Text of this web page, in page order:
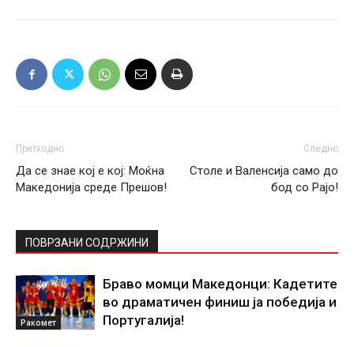
Претходно
Да се знае кој е кој: Моќна
Македонија среде Прешов!
Следно
Столе и Валенсија само до
бод со Рајо!
ПОВРЗАНИ СОДРЖИНИ
Ракомет
Браво момци Македонци: Кадетите
во драматичен финиш ја победија и
Португалија!